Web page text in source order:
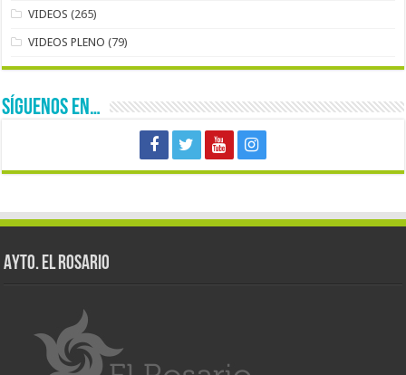
VIDEOS (265)
VIDEOS PLENO (79)
SÍGUENOS EN…
AYTO. EL ROSARIO